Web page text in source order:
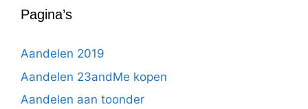
Pagina’s
Aandelen 2019
Aandelen 23andMe kopen
Aandelen aan toonder